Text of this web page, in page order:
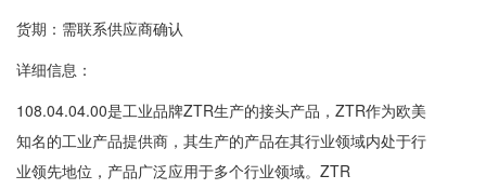
货期：需联系供应商确认
详细信息：
108.04.04.00是工业品牌ZTR生产的接头产品，ZTR作为欧美
知名的工业产品提供商，其生产的产品在其行业领域内处于行
业领先地位，产品广泛应用于多个行业领域。ZTR